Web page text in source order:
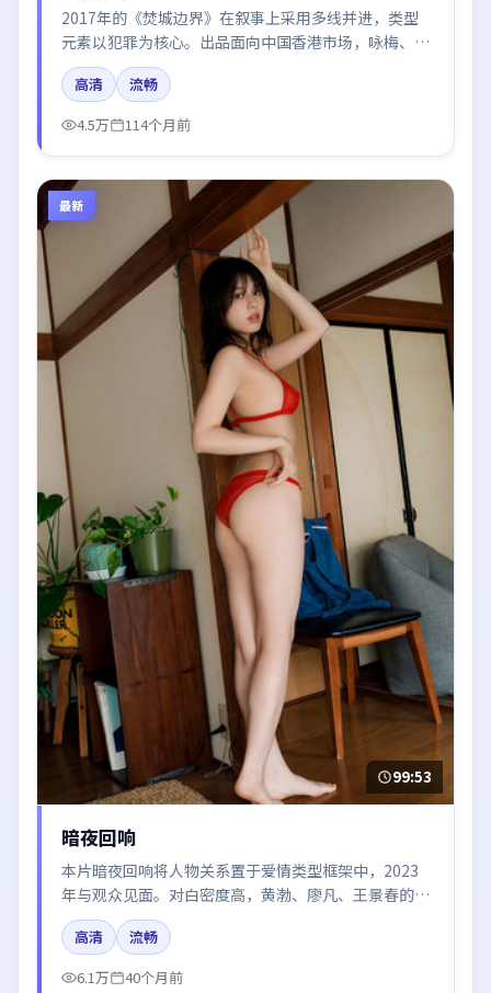
2017年的《焚城边界》在叙事上采用多线并进，类型
元素以犯罪为核心。出品面向中国香港市场，咏梅、王
景春、易烊千玺、刘亦菲、张子枫所饰角色推动关键反
转，结尾留白引发讨论。
高清
流畅
4.5万
114个月前
最新
99:53
暗夜回响
本片暗夜回响将人物关系置于爱情类型框架中，2023
年与观众见面。对白密度高，黄渤、廖凡、王景春的台
词节奏值得关注；整体气质偏法国都市与冷色调摄影。
高清
流畅
6.1万
40个月前